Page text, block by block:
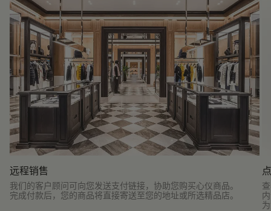
远程销售
我们的客户顾问可向您发送支付链接，协助您购买心仪商品。
完成付款后，您的商品将直接寄送至您的地址或所选精品店。